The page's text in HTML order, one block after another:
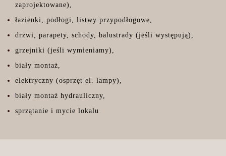
zaprojektowane),
łazienki, podłogi, listwy przypodłogowe,
drzwi, parapety, schody, balustrady (jeśli występują),
grzejniki (jeśli wymieniamy),
biały montaż,
elektryczny (osprzęt el. lampy),
biały montaż hydrauliczny,
sprzątanie i mycie lokalu